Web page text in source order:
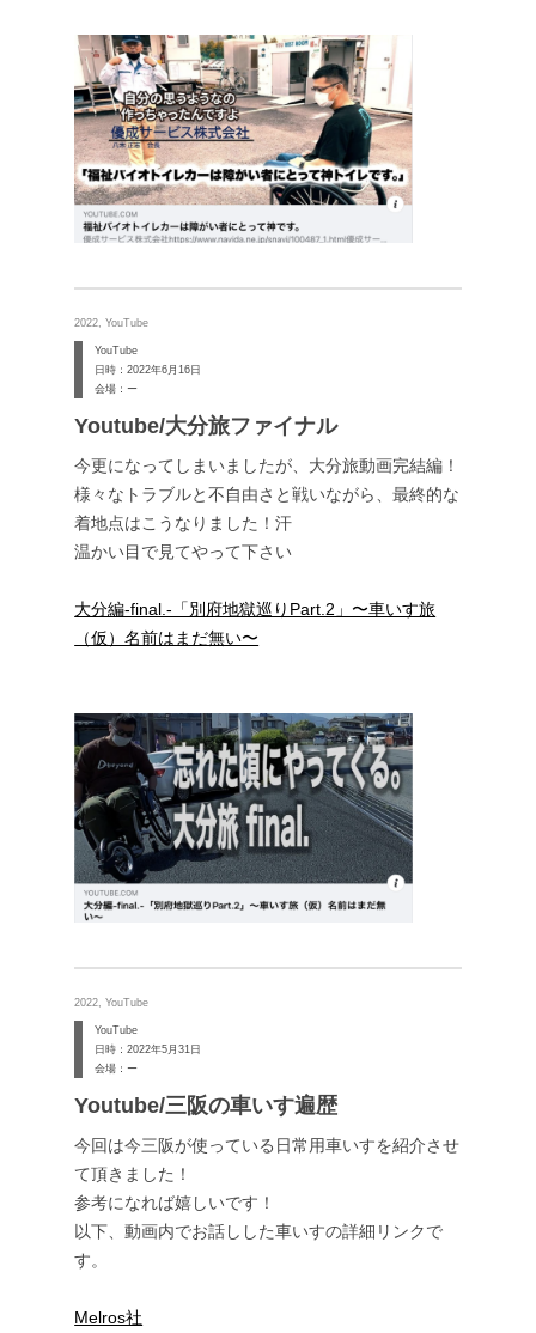
2022, YouTube
YouTube
日時：2022年6月16日
会場：ー
Youtube/大分旅ファイナル
今更になってしまいましたが、大分旅動画完結編！
様々なトラブルと不自由さと戦いながら、最終的な
着地点はこうなりました！汗
温かい目で見てやって下さい
大分編-final.-「別府地獄巡りPart.2」〜車いす旅
（仮）名前はまだ無い〜
2022, YouTube
YouTube
日時：2022年5月31日
会場：ー
Youtube/三阪の車いす遍歴
今回は今三阪が使っている日常用車いすを紹介させ
て頂きました！
参考になれば嬉しいです！
以下、動画内でお話しした車いすの詳細リンクで
す。
Melros社